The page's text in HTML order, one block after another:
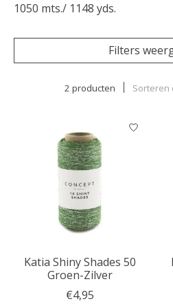
1050 mts./ 1148 yds.
Filters
2 producten Sorteren
Katia Shiny Shades 50
Groen-Zilver
€4,95